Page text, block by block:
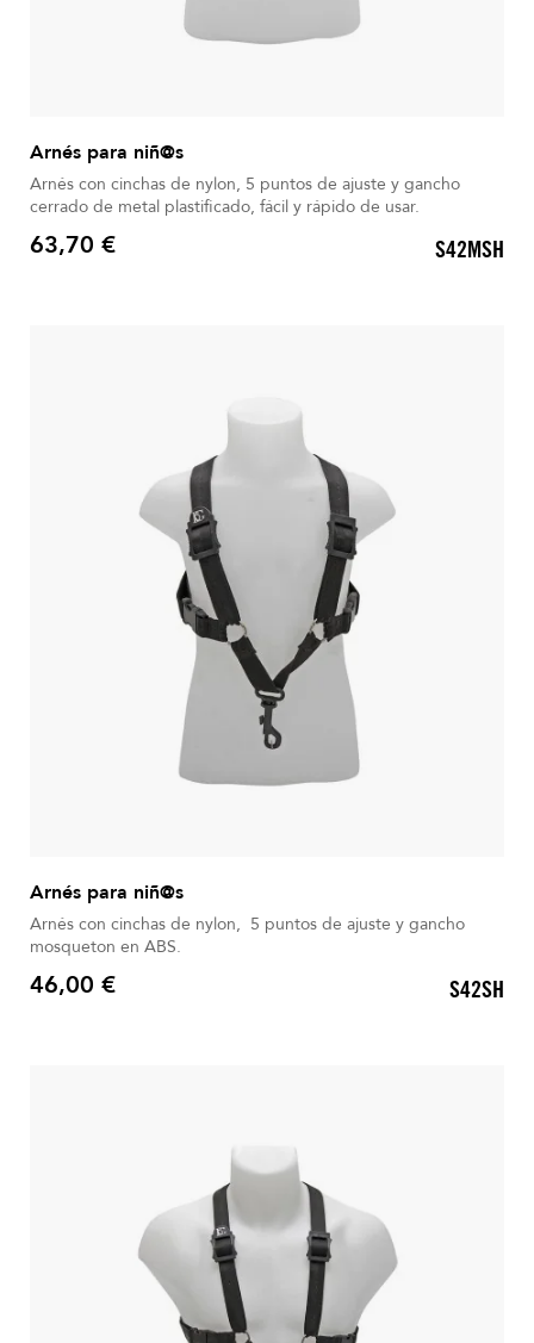
Arnés para niñ@s
Arnés con cinchas de nylon, 5 puntos de ajuste y gancho
cerrado de metal plastificado, fácil y rápido de usar.
Precio
63,70 € S42MSH
Arnés para niñ@s
Arnés con cinchas de nylon, 5 puntos de ajuste y gancho
mosqueton en ABS.
Precio
46,00 € S42SH